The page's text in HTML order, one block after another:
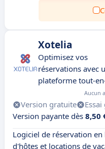
Xotelia
Optimisez vos
réservations avec
plateforme tout-
Aucun
Version gratuite
Version payante dès 8,50
Logiciel de réservation
d'hôtes et locations de